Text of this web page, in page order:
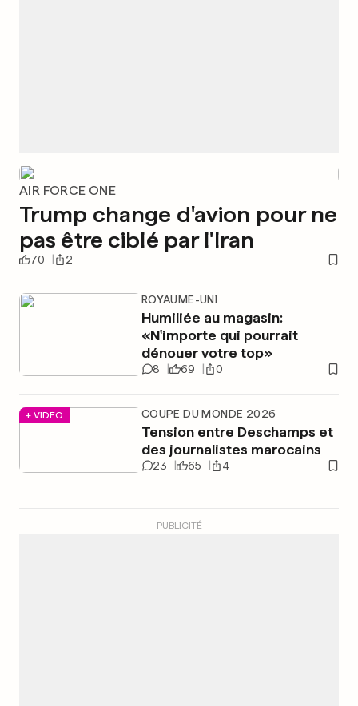
AIR FORCE ONE
Trump change d'avion pour ne
pas être ciblé par l'Iran
70 2
ROYAUME-UNI
Humiliée au magasin:
«N'importe qui pourrait
dénouer votre top»
8 69 0
+ VIDÉO COUPE DU MONDE 2026
Tension entre Deschamps et
des journalistes marocains
23 65 4
PUBLICITÉ